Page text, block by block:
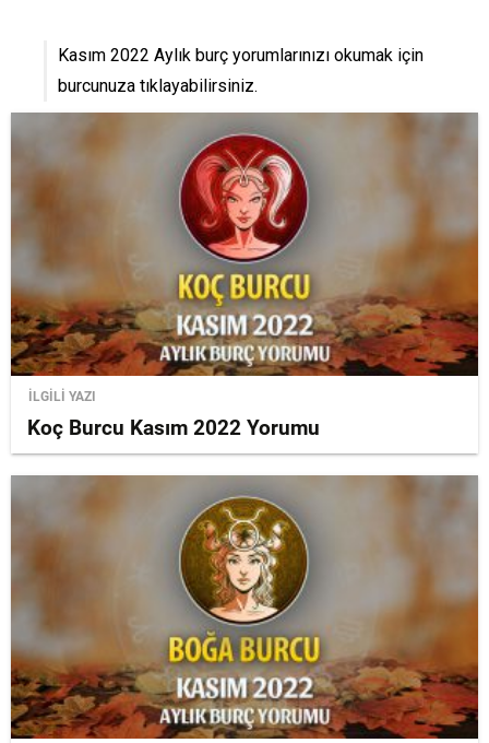
Kasım 2022 Aylık burç yorumlarınızı okumak için
burcunuza tıklayabilirsiniz.
İLGİLİ YAZI
Koç Burcu Kasım 2022 Yorumu